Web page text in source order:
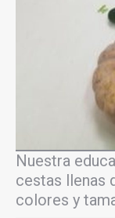
Nuestra
cestas llenas
colores y